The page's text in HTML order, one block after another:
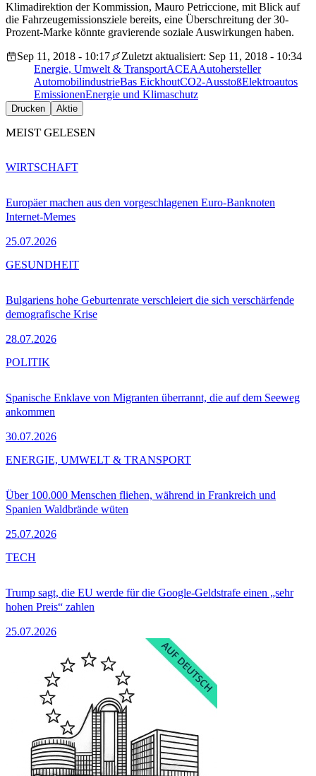
Klimadirektion der Kommission, Mauro Petriccione, mit Blick auf
die Fahrzeugemissionsziele bereits, eine Überschreitung der 30-
Prozent-Marke könnte gravierende soziale Auswirkungen haben.
Sep 11, 2018 - 10:17
Zuletzt aktualisiert: Sep 11, 2018 - 10:34
Energie, Umwelt & TransportACEAAutohersteller
AutomobilindustrieBas EickhoutCO2-AusstoßElektroautos
EmissionenEnergie und Klimaschutz
Drucken Aktie
MEIST GELESEN
Europäer machen aus den vorgeschlagenen Euro-Banknoten
Internet-Memes
25.07.2026
WIRTSCHAFT
Bulgariens hohe Geburtenrate verschleiert die sich verschärfende
demografische Krise
28.07.2026
GESUNDHEIT
Spanische Enklave von Migranten überrannt, die auf dem Seeweg
ankommen
30.07.2026
POLITIK
Über 100.000 Menschen fliehen, während in Frankreich und
Spanien Waldbrände wüten
25.07.2026
ENERGIE, UMWELT & TRANSPORT
Trump sagt, die EU werde für die Google-Geldstrafe einen „sehr
hohen Preis“ zahlen
25.07.2026
TECH